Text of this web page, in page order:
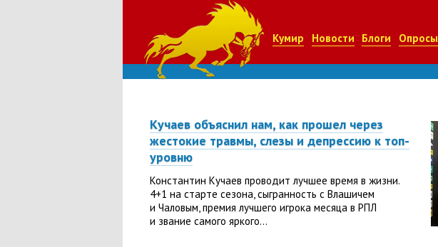
Кумир Новости Блоги Опросы
Кучаев объяснил нам, как прошел через
жестокие травмы, слезы и депрессию к топ-
уровню
Константин Кучаев проводит лучшее время в жизни.
4+1 на старте сезона, сыгранность с Влашичем
и Чаловым, премия лучшего игрока месяца в РПЛ
и звание самого яркого...